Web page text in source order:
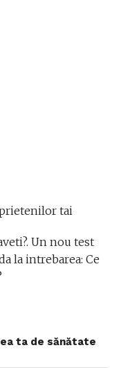
tai
Un nou test
la intrebarea: Ce
ta de sănătate